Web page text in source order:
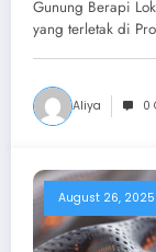
Gunung Berapi
yang terletak di
Aliya 0
August 26, 2025